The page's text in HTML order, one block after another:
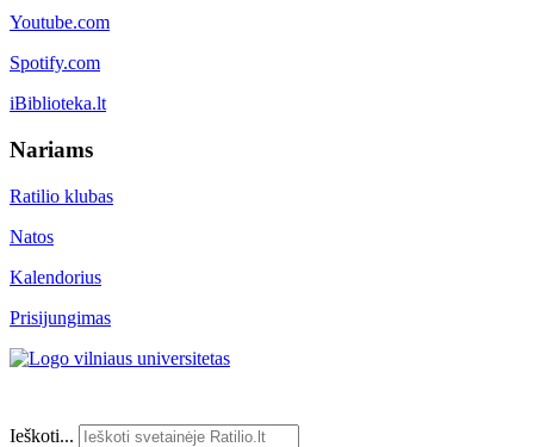
Youtube.com
Spotify.com
iBiblioteka.lt
Nariams
Ratilio klubas
Natos
Kalendorius
Prisijungimas
Ieškoti...